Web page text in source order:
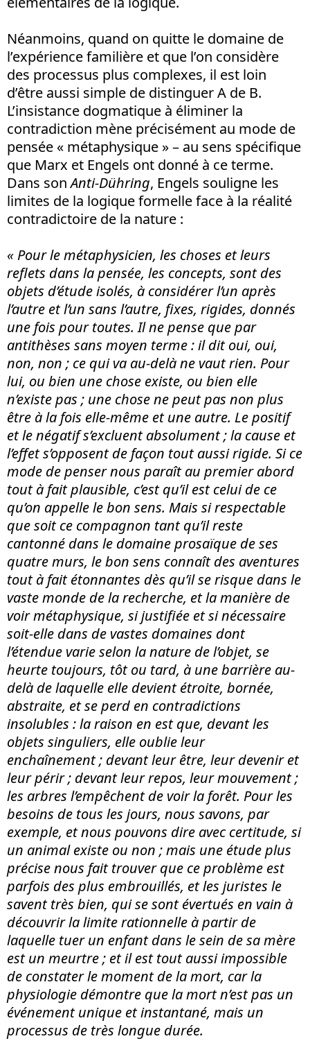
Néanmoins, quand on quitte le domaine de
l’expérience familière et que l’on considère
des processus plus complexes, il est loin
d’être aussi simple de distinguer A de B.
L’insistance dogmatique à éliminer la
contradiction mène précisément au mode de
pensée « métaphysique » – au sens spécifique
que Marx et Engels ont donné à ce terme.
Dans sonAnti-Dühring, Engels souligne les
limites de la logique formelle face à la réalité
contradictoire de la nature :
« Pour le métaphysicien, les choses et leurs
reflets dans la pensée, les concepts, sont des
objets d’étude isolés, à considérer l’un après
l’autre et l’un sans l’autre, fixes, rigides, donnés
une fois pour toutes. Il ne pense que par
antithèses sans moyen terme : il dit oui, oui,
non, non ; ce qui va au-delà ne vaut rien. Pour
lui, ou bien une chose existe, ou bien elle
n’existe pas ; une chose ne peut pas non plus
être à la fois elle-même et une autre. Le positif
et le négatif s’excluent absolument ; la cause et
l’effets’opposent de façon tout aussi rigide. Si ce
mode de penser nous paraît au premier abord
tout à fait plausible, c’est qu’il est celui de ce
qu’on appelle le bon sens. Mais si respectable
que soit ce compagnon tant qu’il reste
cantonné dans le domaine prosaïque de ses
quatre murs, le bon sens connaît des aventures
tout à fait étonnantes dès qu’il se risque dans le
vaste monde de la recherche, et la manière de
voir métaphysique, si justifiée et si nécessaire
soit-elle dans de vastes domaines dont
l’étendue varie selon la nature de l’objet, se
heurte toujours, tôt ou tard, à une barrière au-
delà de laquelle elle devient étroite, bornée,
abstraite, et se perd en contradictions
insolubles : la raison en est que, devant les
objets singuliers, elle oublie leur
enchaînement ; devant leur être, leur devenir et
leur périr ; devant leur repos, leur mouvement ;
les arbres l’empêchent de voir la forêt. Pour les
besoins de tous les jours, nous savons, par
exemple, et nous pouvons dire avec certitude, si
un animal existe ou non ; mais une étude plus
précise nous fait trouver que ce problème est
parfois des plus embrouillés, et les juristes le
savent très bien, qui se sont évertués en vain à
découvrir la limite rationnelle à partir de
laquelle tuer un enfant dans le sein de sa mère
est un meurtre ; et il est tout aussi impossible
de constater le moment de la mort, car la
physiologie démontre que la mort n’est pas un
événement unique et instantané, mais un
processus de très longue durée.